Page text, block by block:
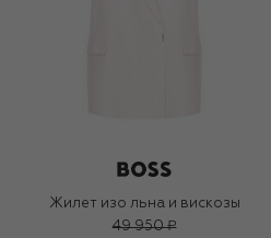
Жилет изо льна и вискозы
49 950 ₽